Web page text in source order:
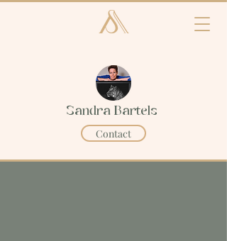
Sandra Bartels
Contact